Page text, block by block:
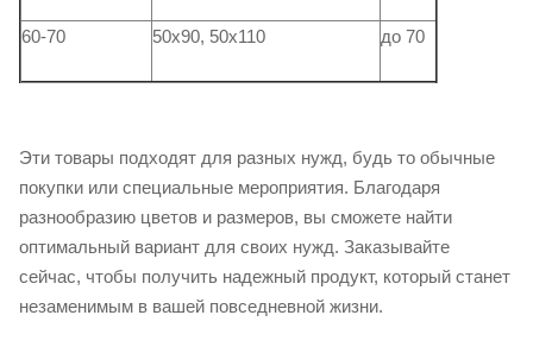
60-70 50х90, 50х110 до 70
Эти товары подходят для разных нужд, будь то обычные
покупки или специальные мероприятия. Благодаря
разнообразию цветов и размеров, вы сможете найти
оптимальный вариант для своих нужд. Заказывайте
сейчас, чтобы получить надежный продукт, который станет
незаменимым в вашей повседневной жизни.